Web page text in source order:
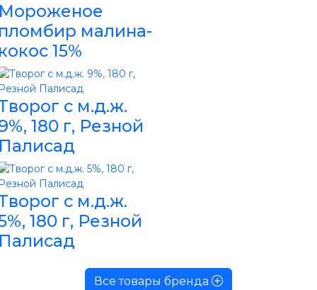
малина-
15%
с м.д.ж.
180 г, Резной
с м.д.ж.
180 г, Резной
Все товары бренда